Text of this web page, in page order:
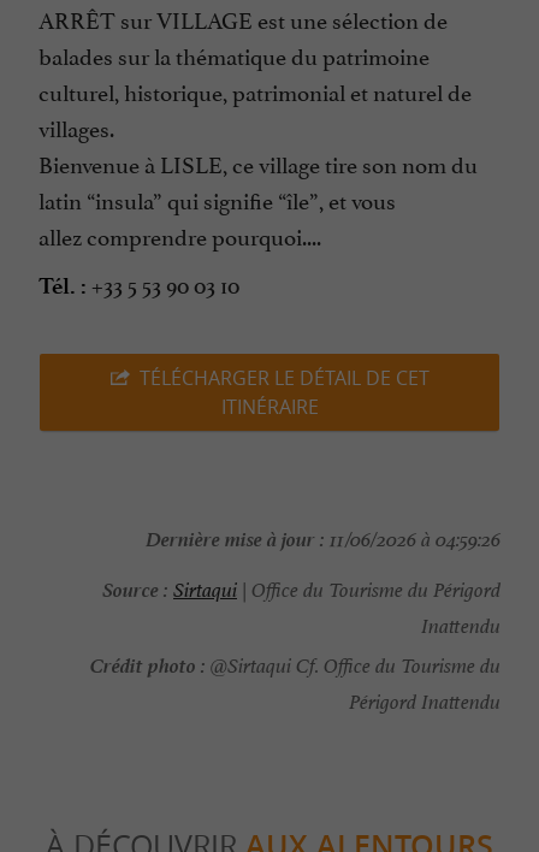
ARRÊT sur VILLAGE est une sélection de
balades sur la thématique du patrimoine
culturel, historique, patrimonial et naturel de
villages.
Bienvenue à LISLE, ce village tire son nom du
latin “insula” qui signifie “île”, et vous
allez comprendre pourquoi....
Tél. : +33 5 53 90 03 10
TÉLÉCHARGER LE DÉTAIL DE CET
ITINÉRAIRE
Dernière mise à jour : 11/06/2026 à 04:59:26
Source : Sirtaqui | Office du Tourisme du Périgord
Inattendu
Crédit photo : @Sirtaqui Cf. Office du Tourisme du
Périgord Inattendu